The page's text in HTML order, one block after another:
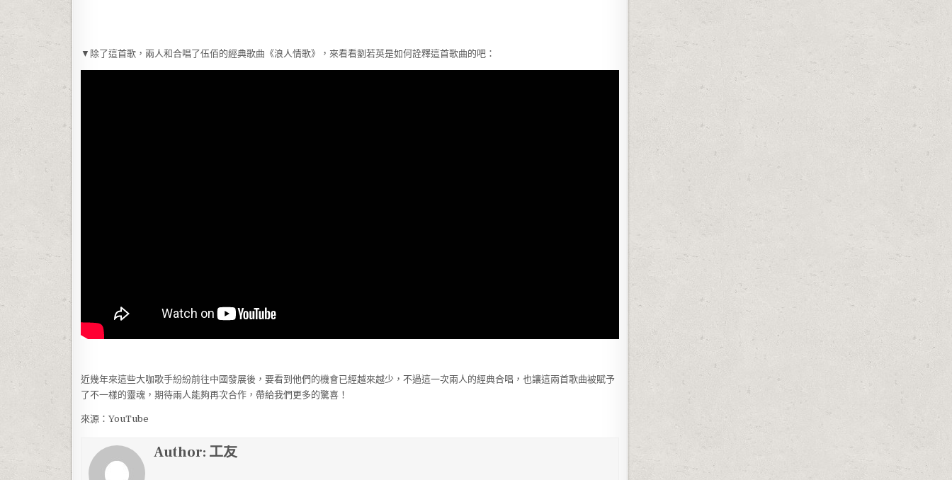
▼除了這首歌，兩人和合唱了伍佰的經典歌曲《浪人情歌》，來看看劉若英是如何詮釋這首歌曲的吧：
近幾年來這些大咖歌手紛紛前往中國發展後，要看到他們的機會已經越來越少，不過這一次兩人的經典合唱，也讓這兩首歌曲被賦予
了不一樣的靈魂，期待兩人能夠再次合作，帶給我們更多的驚喜！
來源：YouTube
Author: 工友